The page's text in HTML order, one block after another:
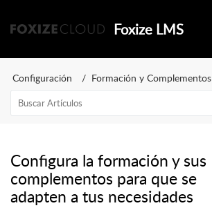
Foxize LMS
Configuración Formación y Complementos
Configura la formación y sus
complementos para que se
adapten a tus necesidades